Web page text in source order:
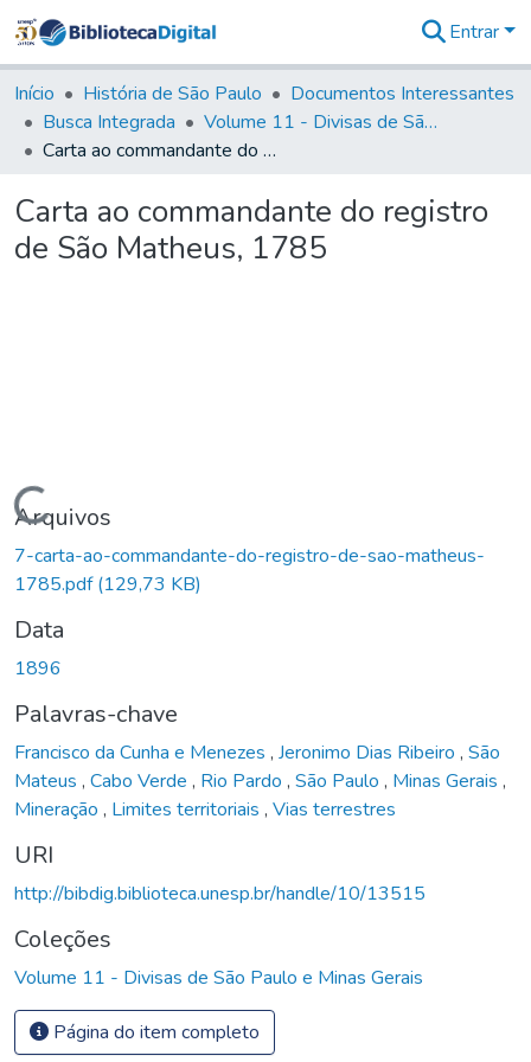
&
Coleções
Tudo na
Biblioteca
Estatísticas
Entrar
Início História de São Paulo
Documentos Interessantes
Busca Integrada
Volume 11 - Divisas de São Paulo e Minas Gerais
Carta ao commandante do registro de São Matheus, 1785
Carta ao commandante do registro
de São Matheus, 1785
Carregando...
Arquivos
7-carta-ao-commandante-do-registro-de-sao-matheus-
1785.pdf(129,73 KB)
Data
1896
Palavras-chave
Francisco da Cunha e Menezes , Jeronimo Dias Ribeiro , São
Mateus , Cabo Verde , Rio Pardo , São Paulo , Minas Gerais ,
Mineração , Limites territoriais , Vias terrestres
URI
http://bibdig.biblioteca.unesp.br/handle/10/13515
Coleções
Volume 11 - Divisas de São Paulo e Minas Gerais
Página do item completo